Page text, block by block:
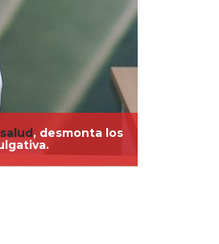
, desmonta los